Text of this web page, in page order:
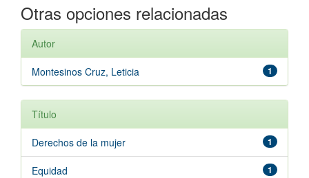
Otras opciones relacionadas
Autor
1
Montesinos Cruz, Leticia
Título
1
Derechos de la mujer
1
Equidad